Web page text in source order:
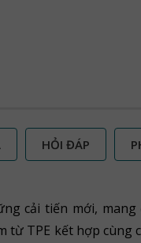
HỎI ĐÁP
cải tiến mới,
từ TPE kết hợp cùng